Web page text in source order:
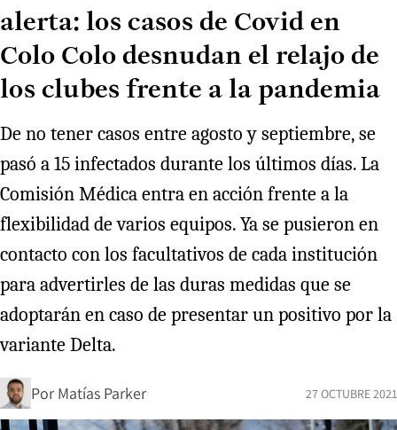
alerta: los casos de Covid en
Colo Colo desnudan el relajo de
los clubes frente a la pandemia
De no tener casos entre agosto y septiembre, se
pasó a 15 infectados durante los últimos días. La
Comisión Médica entra en acción frente a la
flexibilidad de varios equipos. Ya se pusieron en
contacto con los facultativos de cada institución
para advertirles de las duras medidas que se
adoptarán en caso de presentar un positivo por la
variante Delta.
Por Matías Parker 27 OCTUBRE 2021